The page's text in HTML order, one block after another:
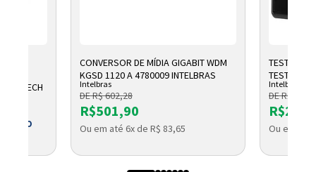
CONVERSOR DE MÍDIA GIGABIT WDM
KGSD 1120 A 4780009 INTELBRAS
Intelbras
DE R$ 602,28
R$501,90
Ou em até 6x de R$ 83,65
TESTADOR
TESTER
Intelbras
DE R$
Ou em até